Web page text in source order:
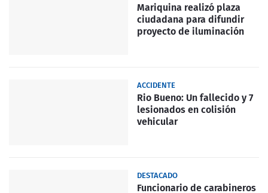
Mariquina realizó plaza
ciudadana para difundir
proyecto de iluminación
ACCIDENTE
Rio Bueno: Un fallecido y 7
lesionados en colisión
vehicular
DESTACADO
Funcionario de carabineros